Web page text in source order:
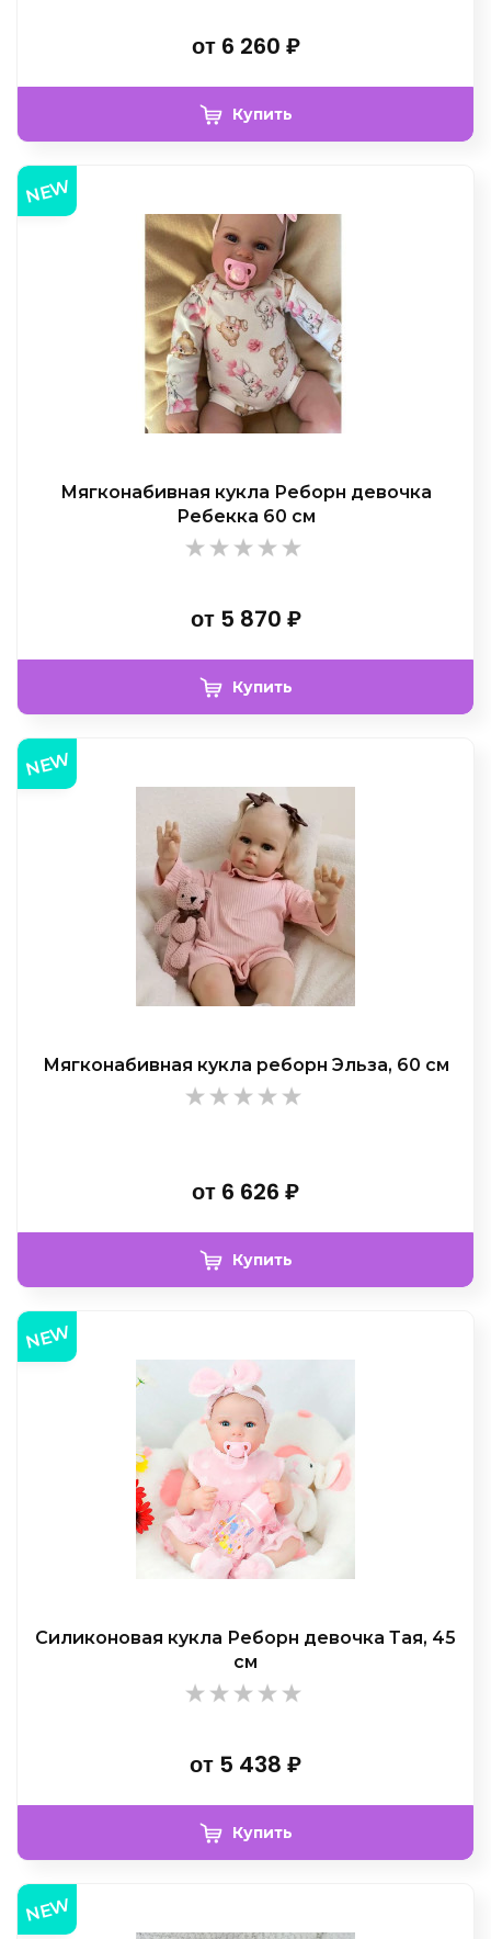
от6 260 ₽
Купить
NEW
Мягконабивная кукла Реборн девочка
Ребекка 60 см
от5 870 ₽
Купить
NEW
Мягконабивная кукла реборн Эльза, 60 см
от 6 626 ₽
Купить
NEW
Силиконовая кукла Реборн девочка Тая, 45
см
от 5 438 ₽
Купить
NEW